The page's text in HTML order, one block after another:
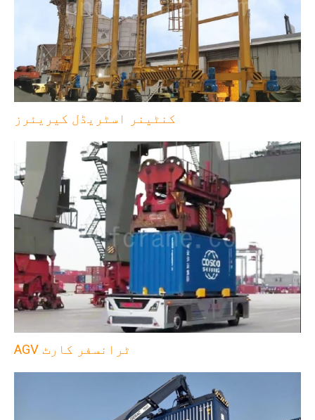
کنٹینر اسٹریڈل کیریئرز
AGV ٹرانسفر کارٹ